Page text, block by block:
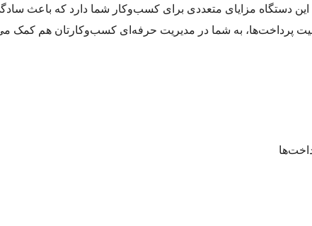
این دستگاه مزایای متعددی برای کسب‌وکار شما دارد که باعث
پرداخت‌ها، به شما در مدیریت حرفه‌ای کسب‌وکارتان هم کمک